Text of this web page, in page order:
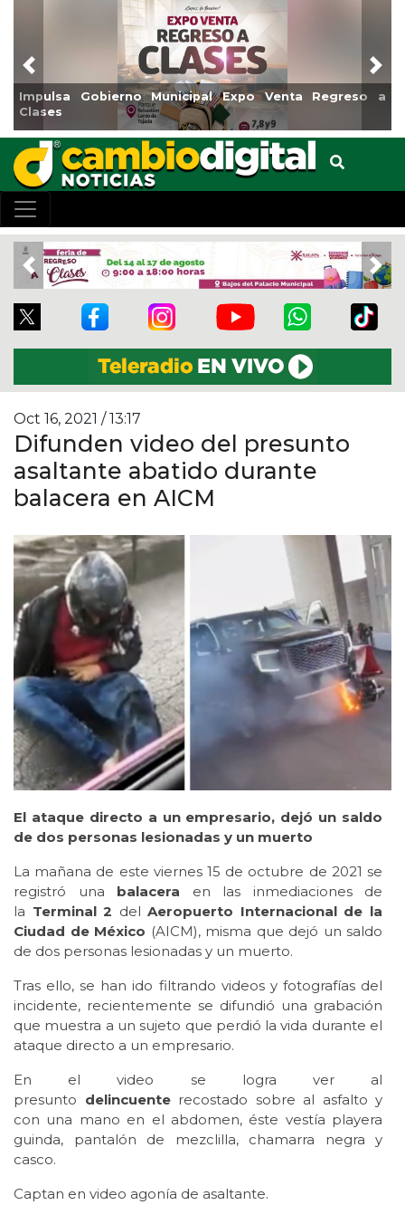
a
Reabrirá Coatzacoalcos la Alberca Semiolímpica
Centro
Previous
Previous
Oct 16, 2021 / 13:17
Difunden video del presunto
asaltante abatido durante
balacera en AICM
El ataque directo a un empresario, dejó un saldo
de dos personas lesionadas y un muerto
La mañana de este viernes 15 de octubre de 2021 se
registró una balacera en las inmediaciones de
la Terminal 2 delAeropuerto Internacional de la
Ciudad de México (AICM), misma que dejó un saldo
de dos personas lesionadas y un muerto.
Tras ello, se han ido filtrando videos y fotografías del
incidente, recientemente se difundió una grabación
que muestra a un sujeto que perdió la vida durante el
ataque directo a un empresario.
En el video se logra ver al
presunto delincuenterecostado sobre al asfalto y
con una mano en el abdomen, éste vestía playera
guinda, pantalón de mezclilla, chamarra negra y
casco.
Captan en video agonía de asaltante.